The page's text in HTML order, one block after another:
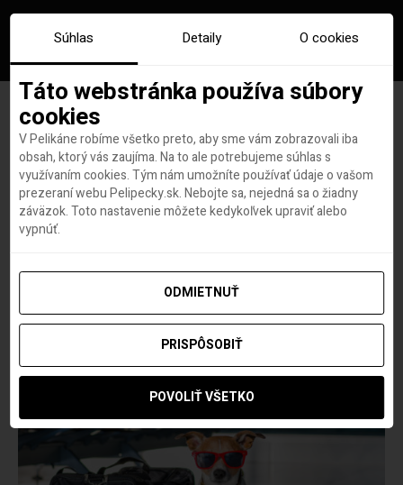
Značka:je dobre pit kavu pred
letom
Súhlas Detaily O cookies
Táto webstránka používa súbory
cookies
V Pelikáne robíme všetko preto, aby sme vám zobrazovali iba
obsah, ktorý vás zaujíma. Na to ale potrebujeme súhlas s
využívaním cookies. Tým nám umožníte používať údaje o vašom
prezeraní webu Pelipecky.sk. Nebojte sa, nejedná sa o žiadny
záväzok. Toto nastavenie môžete kedykoľvek upraviť alebo
vypnúť.
ODMIETNUŤ
PRISPÔSOBIŤ
POVOLIŤ VŠETKO